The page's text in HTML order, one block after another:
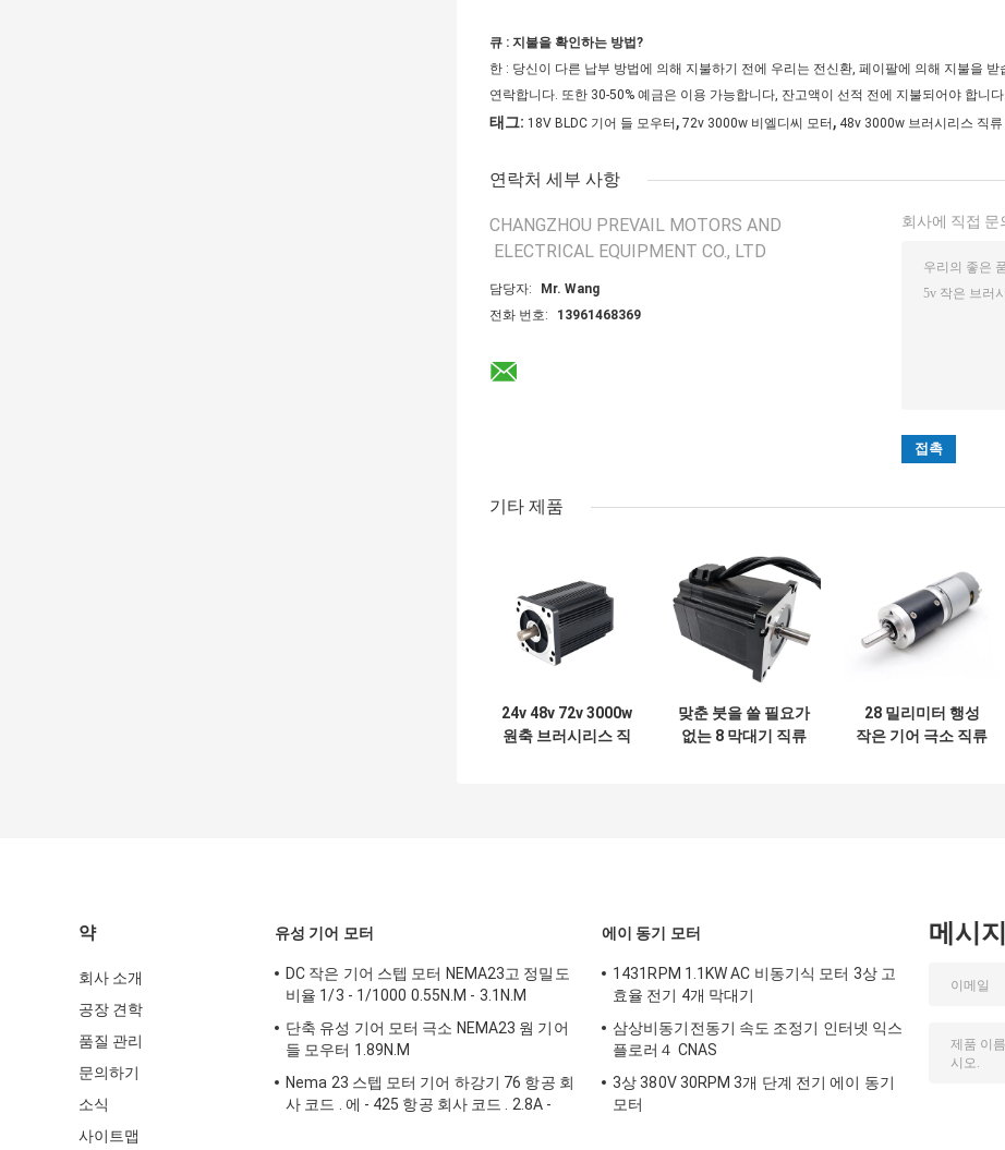
큐 : 지불을 확인하는 방법?
한 : 당신이 다른 납부 방법에 의해 지불하기 전에 우리는 전신환, 페이팔에 의해 지불을
연락합니다. 또한 30-50% 예금은 이용 가능합니다, 잔고액이 선적 전에 지불되어야 합니다.
태그: 18V BLDC 기어 들 모우터 , 72v 3000w 비엘디씨 모터 , 48v 3000w 브러시리스 직류
연락처 세부 사항
CHANGZHOU PREVAIL MOTORS AND
ELECTRICAL EQUIPMENT CO., LTD
담당자:
Mr. Wang
전화 번호:
13961468369
회사에 직접 문
기타 제품
24v 48v 72v 3000w
원축 브러시리스 직
맞춘 붓을 쓸 필요가
없는 8 막대기 직류
28 밀리미터 행성
작은 기어 극소 직류
약
회사 소개
공장 견학
품질 관리
문의하기
소식
사이트맵
유성 기어 모터
DC 작은 기어 스텝 모터 NEMA23고 정밀도
비율 1/3 - 1/1000 0.55N.M - 3.1N.M
단축 유성 기어 모터 극소 NEMA23 웜 기어
들 모우터 1.89N.M
Nema 23 스텝 모터 기어 하강기 76 항공 회
사 코드 . 에 - 425 항공 회사 코드 . 2.8A -
에이 동기 모터
1431RPM 1.1KW AC 비동기식 모터 3상 고
효율 전기 4개 막대기
삼상비동기전동기 속도 조정기 인터넷 익스
플로러４ CNAS
3상 380V 30RPM 3개 단계 전기 에이 동기
모터
메시